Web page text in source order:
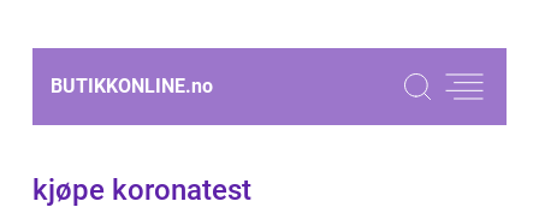
BUTIKKONLINE.no
kjøpe koronatest